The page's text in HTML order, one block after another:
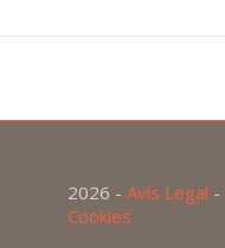
2026 -Avís Legal -
Cookies